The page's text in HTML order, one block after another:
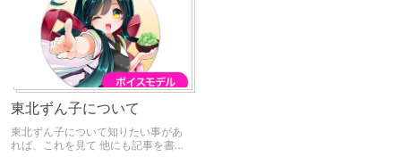
東北ずん子について
東北ずん子について知りたい事があ
れば、これを見て 他にも記事を書い